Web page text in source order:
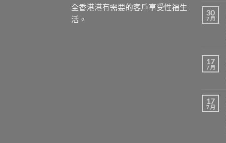
全香港港有需要的客戶享受性福生
活。
30
7 月
17
7 月
17
7 月